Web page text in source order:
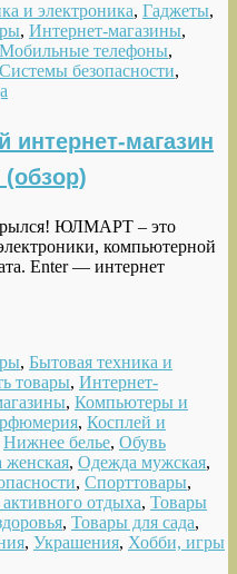
и электроника, Гаджеты,
, Интернет-магазины,
Мобильные телефоны,
Системы безопасности,
магазин
(обзор)
ЮЛМАРТ – это
компьютерной
Enter — интернет
, Бытовая техника и
товары, Интернет-
, Компьютеры и
, Косплей и
Нижнее белье, Обувь
, Одежда мужская,
, Спорттовары,
отдыха, Товары
, Товары для сада,
, Украшения, Хобби, игры